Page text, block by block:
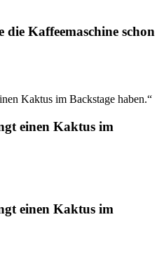
Kaffeemaschine schon
einen Kaktus im
einen Kaktus im